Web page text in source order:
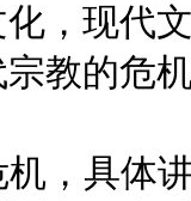
，现代
教的危
，具体